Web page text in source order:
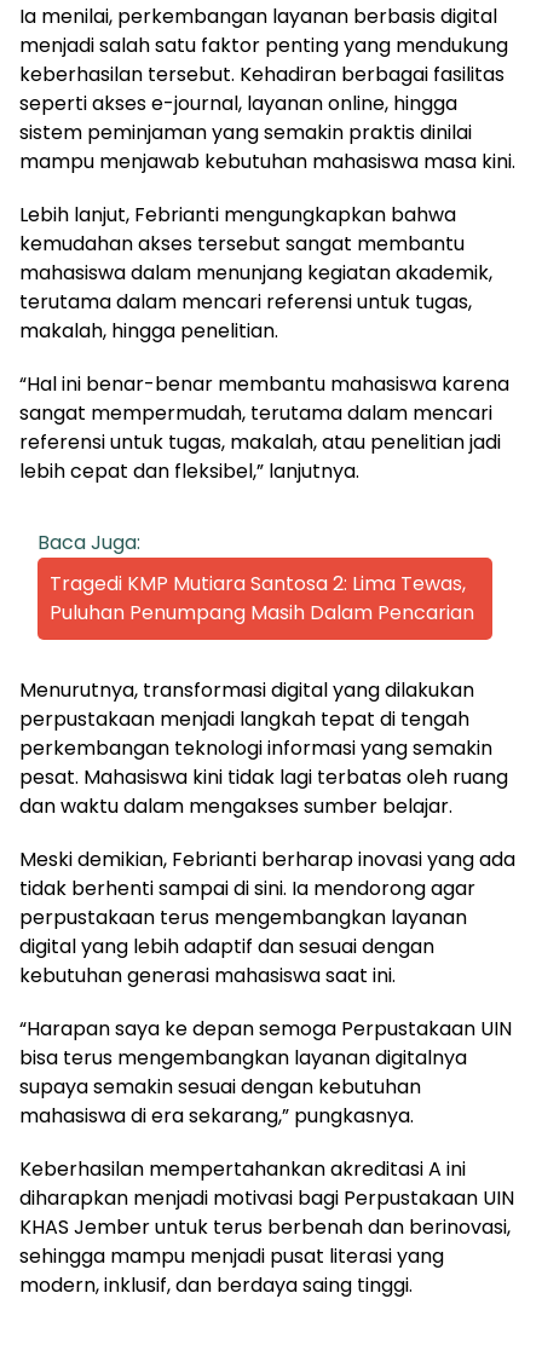
Ia menilai, perkembangan layanan berbasis digital
menjadi salah satu faktor penting yang mendukung
keberhasilan tersebut. Kehadiran berbagai fasilitas
seperti akses e-journal, layanan online, hingga
sistem peminjaman yang semakin praktis dinilai
mampu menjawab kebutuhan mahasiswa masa kini.
Lebih lanjut, Febrianti mengungkapkan bahwa
kemudahan akses tersebut sangat membantu
mahasiswa dalam menunjang kegiatan akademik,
terutama dalam mencari referensi untuk tugas,
makalah, hingga penelitian.
“Hal ini benar-benar membantu mahasiswa karena
sangat mempermudah, terutama dalam mencari
referensi untuk tugas, makalah, atau penelitian jadi
lebih cepat dan fleksibel,” lanjutnya.
Baca Juga:
Tragedi KMP Mutiara Santosa 2: Lima Tewas,
Puluhan Penumpang Masih Dalam Pencarian
Menurutnya, transformasi digital yang dilakukan
perpustakaan menjadi langkah tepat di tengah
perkembangan teknologi informasi yang semakin
pesat. Mahasiswa kini tidak lagi terbatas oleh ruang
dan waktu dalam mengakses sumber belajar.
Meski demikian, Febrianti berharap inovasi yang ada
tidak berhenti sampai di sini. Ia mendorong agar
perpustakaan terus mengembangkan layanan
digital yang lebih adaptif dan sesuai dengan
kebutuhan generasi mahasiswa saat ini.
“Harapan saya ke depan semoga Perpustakaan UIN
bisa terus mengembangkan layanan digitalnya
supaya semakin sesuai dengan kebutuhan
mahasiswa di era sekarang,” pungkasnya.
Keberhasilan mempertahankan akreditasi A ini
diharapkan menjadi motivasi bagi Perpustakaan UIN
KHAS Jember untuk terus berbenah dan berinovasi,
sehingga mampu menjadi pusat literasi yang
modern, inklusif, dan berdaya saing tinggi.